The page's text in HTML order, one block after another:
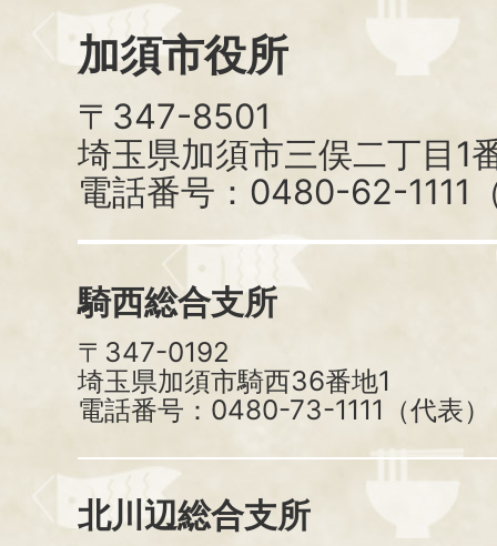
加須市役所
〒347-8501
埼玉県加須市三俣二丁目1
電話番号：0480-62-1111
騎西総合支所
〒347-0192
埼玉県加須市騎西36番地1
電話番号：0480-73-1111（代表）
北川辺総合支所